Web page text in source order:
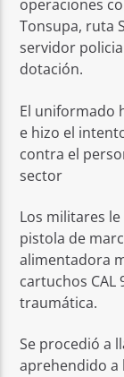
operaciones
Tonsupa, ruta
servidor
dotación.
El uniformado
e hizo el
contra el
sector
Los militares
pistola de
alimentadora
cartuchos CAL
traumática.
Se procedió a
aprehendido a